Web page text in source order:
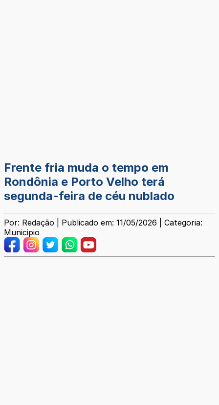
Frente fria muda o tempo em
Rondônia e Porto Velho terá
segunda-feira de céu nublado
Por: Redação | Publicado em: 11/05/2026 | Categoria:
Municipio